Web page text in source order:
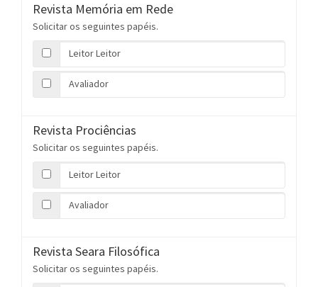
Revista Memória em Rede
Solicitar os seguintes papéis.
Leitor Leitor
Avaliador
Revista Prociências
Solicitar os seguintes papéis.
Leitor Leitor
Avaliador
Revista Seara Filosófica
Solicitar os seguintes papéis.